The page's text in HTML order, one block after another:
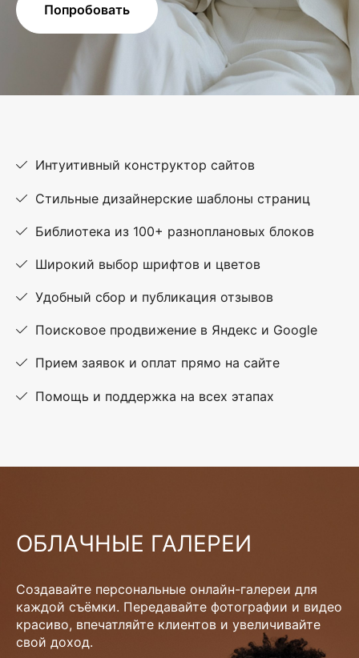
Попробовать
Интуитивный конструктор сайтов
Стильные дизайнерские шаблоны страниц
Библиотека из 100+ разноплановых блоков
Широкий выбор шрифтов и цветов
Удобный сбор и публикация отзывов
Поисковое продвижение в Яндекс и Google
Прием заявок и оплат прямо на сайте
Помощь и поддержка на всех этапах
ОБЛАЧНЫЕ ГАЛЕРЕИ
Создавайте персональные онлайн-галереи для
каждой съёмки. Передавайте фотографии и видео
красиво, впечатляйте клиентов и увеличивайте
свой доход.